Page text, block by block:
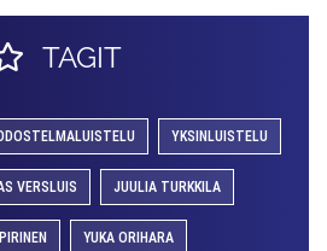
TAGIT
YKSINLUISTELU
VERSLUIS JUULIA TURKKILA
YUKA ORIHARA